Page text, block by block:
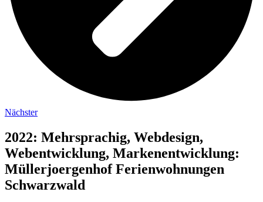
Nächster
2022: Mehrsprachig, Webdesign,
Webentwicklung, Markenentwicklung:
Müllerjoergenhof Ferienwohnungen
Schwarzwald